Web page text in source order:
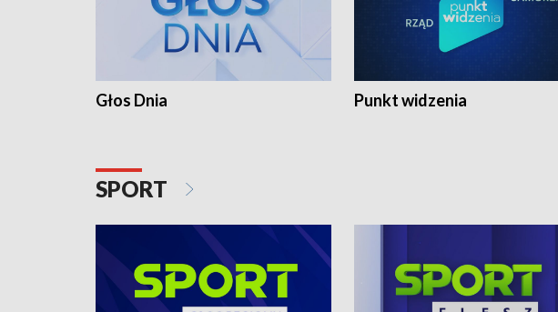
Głos Dnia Punkt widzenia
SPORT